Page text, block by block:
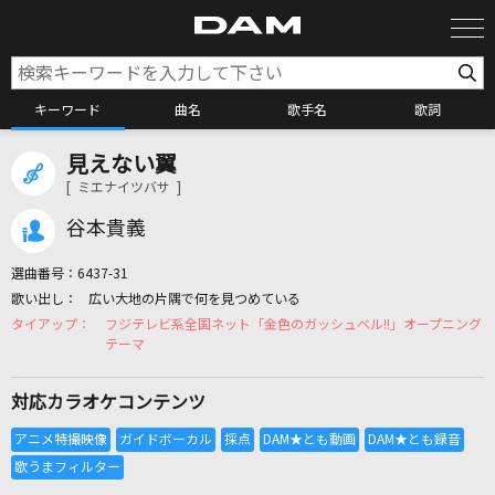
キーワード 曲名 歌手名 歌詞
カラオケリクエスト
全国りれき
リアルタイムで歌われている曲の一覧
見えない翼
[ ミエナイツバサ ]
谷本貴義
選曲番号： 6437-31
広い大地の片隅で何を見つめている
フジテレビ系全国ネット「金色のガッシュベル!!」オープニング
テーマ
対応カラオケコンテンツ